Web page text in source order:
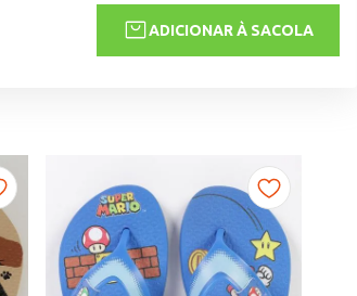
ADICIONAR À SACOLA